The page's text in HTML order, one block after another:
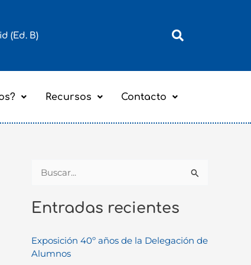
(Ed. B)
Recursos Contacto
s
a
Entradas recientes
Exposición 40º años de la Delegación de
Alumnos